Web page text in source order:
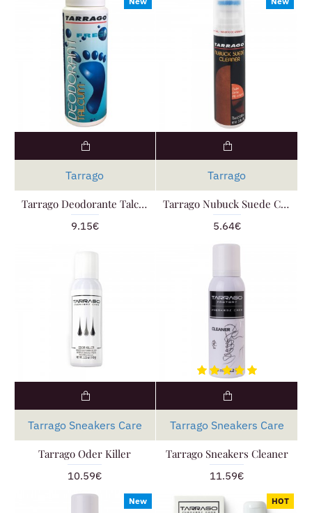
Tarrago
Tarrago Deodorante Talcato
9.15€
Tarrago
Tarrago Nubuck Suede Cleaner
5.64€
Tarrago Sneakers Care
Tarrago Oder Killer
10.59€
Tarrago Sneakers Care
Tarrago Sneakers Cleaner
11.59€
New HOT